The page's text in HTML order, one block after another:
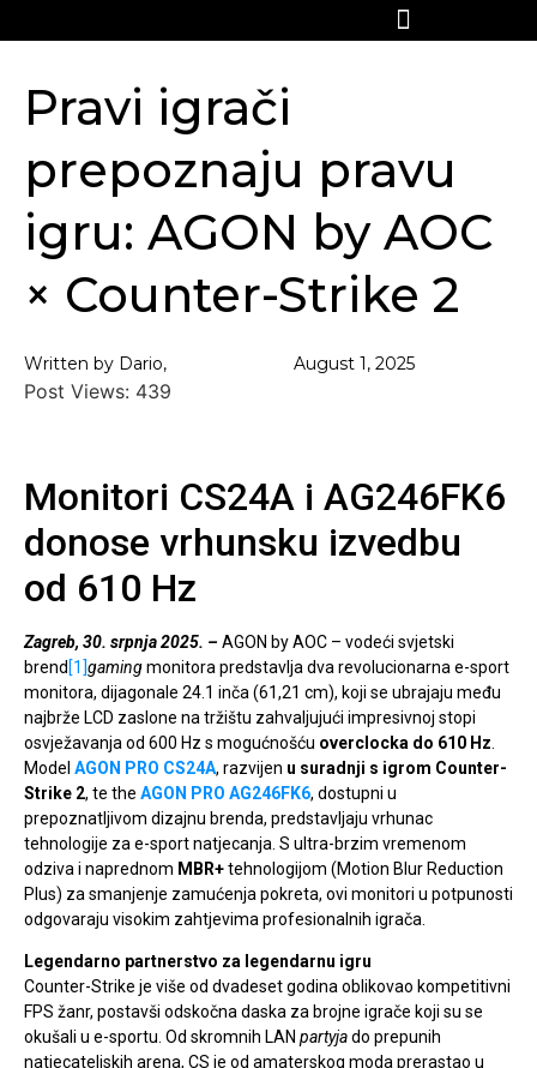
Pravi igrači
prepoznaju pravu
igru: AGON by AOC
× Counter-Strike 2
Written by Dario, August 1, 2025
Post Views: 439
Monitori CS24A i AG246FK6
donose vrhunsku izvedbu
od 610 Hz
Zagreb, 30. srpnja 2025. –AGON by AOC – vodeći svjetski
brend [1]gamingmonitora predstavlja dva revolucionarna e-sport
monitora, dijagonale 24.1 inča (61,21 cm), koji se ubrajaju među
najbrže LCD zaslone na tržištu zahvaljujući impresivnoj stopi
osvježavanja od 600 Hz s mogućnošću overclocka do 610 Hz
Model AGON PRO CS24A, razvijen u suradnji s igrom Counter-
Strike 2, te the AGON PRO AG246FK6, dostupni u
prepoznatljivom dizajnu brenda, predstavljaju vrhunac
tehnologije za e-sport natjecanja. S ultra-brzim vremenom
odziva i naprednom MBR+tehnologijom (Motion Blur Reduction
Plus) za smanjenje zamućenja pokreta, ovi monitori u potpunosti
odgovaraju visokim zahtjevima profesionalnih igrača.
Legendarno partnerstvo za legendarnu igru
Counter-Strike je više od dvadeset godina oblikovao kompetitivni
FPS žanr, postavši odskočna daska za brojne igrače koji su se
okušali u e-sportu. Od skromnih LAN partyjado prepunih
natjecateljskih arena, CS je od amaterskog moda prerastao u